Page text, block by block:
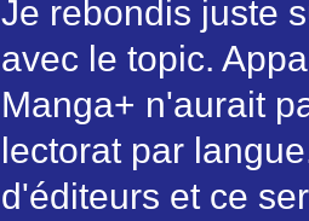
Je rebondis juste
avec le topic.
Manga+ n'aurait
lectorat par
d'éditeurs et ce